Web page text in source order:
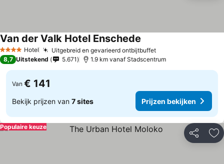
4 SterrenHotel Uitgebreid en gevarieerd ontbijtbuffet
Van der Valk Hotel Enschede
8,7 Uitstekend 5.671 1.9 km vanaf Stadscentrum
Van € 141
Bekijk prijzen van 7 sites Prijzen bekijken
Delen
Populaire keuze